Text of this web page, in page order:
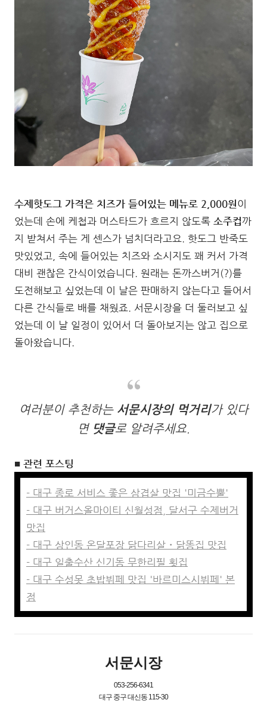
수제핫도그 가격은 치즈가 들어있는 메뉴로 2,000원이
었는데 손에 케첩과 머스타드가 흐르지 않도록 소주컵까
지 받쳐서 주는 게 센스가 넘치더라고요. 핫도그 반죽도
맛있었고, 속에 들어있는 치즈와 소시지도 꽤 커서 가격
대비 괜찮은 간식이었습니다. 원래는 돈까스버거(?)를
도전해보고 싶었는데 이 날은 판매하지 않는다고 들어서
다른 간식들로 배를 채웠죠. 서문시장을 더 둘러보고 싶
었는데 이 날 일정이 있어서 더 돌아보지는 않고 집으로
돌아왔습니다.
여러분이 추천하는 서문시장의 먹거리가 있다
면 댓글로 알려주세요.
■ 관련 포스팅
- 대구 종로 서비스 좋은 삼겹살 맛집 '미금수뿔'
- 대구 버거스올마이티 신월성점, 달서구 수제버거
맛집
- 대구 상인동 온달포장 닭다리살・닭똥집 맛집
- 대구 일출수산 신기동 무한리필 횟집
- 대구 수성못 초밥뷔페 맛집 '바르미스시뷔페' 본
점